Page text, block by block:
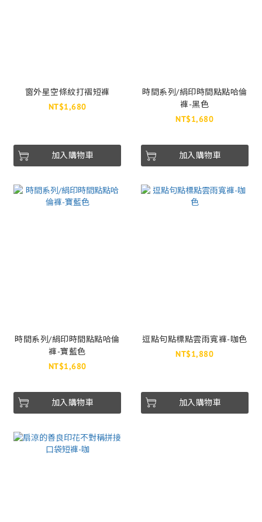
窗外星空條紋打褶短褲
NT$1,680
加入購物車
時間系列/絹印時間點點哈倫
褲-黑色
NT$1,680
加入購物車
時間系列/絹印時間點點哈倫
褲-寶藍色
NT$1,680
加入購物車
逗點句點標點雲雨寬褲-咖色
NT$1,880
加入購物車